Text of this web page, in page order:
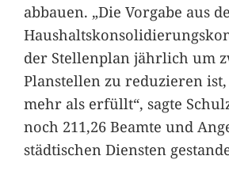
abbauen. „Die Vorgabe aus
der Stellenplan jährlich um
Planstellen zu reduzieren
mehr als erfüllt“, sagte
noch 211,26 Beamte und
städtischen Diensten